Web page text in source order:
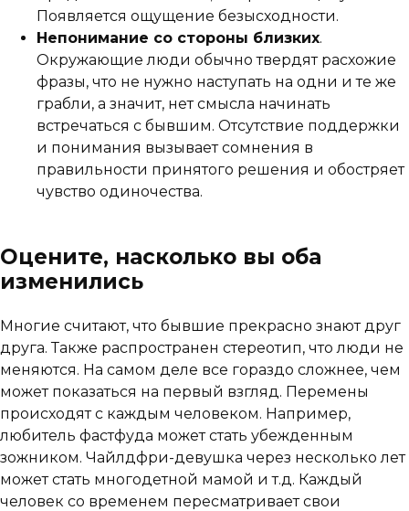
Появляется ощущение безысходности.
Непонимание со стороны близких.
Окружающие люди обычно твердят расхожие
фразы, что не нужно наступать на одни и те же
грабли, а значит, нет смысла начинать
встречаться с бывшим. Отсутствие поддержки
и понимания вызывает сомнения в
правильности принятого решения и обостряет
чувство одиночества.
Оцените, насколько вы оба
изменились
Многие считают, что бывшие прекрасно знают друг
друга. Также распространен стереотип, что люди не
меняются. На самом деле все гораздо сложнее, чем
может показаться на первый взгляд. Перемены
происходят с каждым человеком. Например,
любитель фастфуда может стать убежденным
зожником. Чайлдфри-девушка через несколько лет
может стать многодетной мамой и т.д. Каждый
человек со временем пересматривает свои